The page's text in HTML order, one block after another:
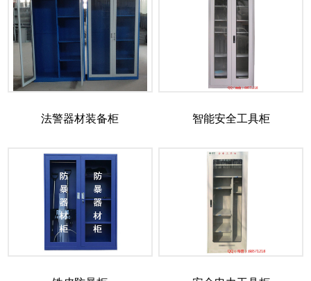
法警器材装备柜 智能安全工具柜